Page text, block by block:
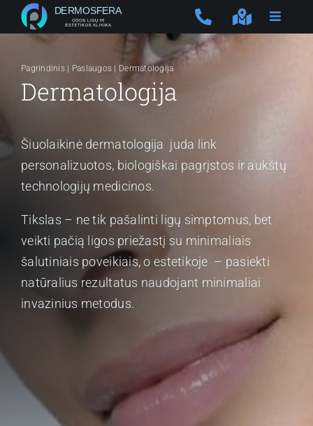
Skip
to
Pagrindinis| Paslaugos Dermatologija
Dermatologija
Šiuolaikinė dermatologija juda link
personalizuotos, biologiškai pagrįstos ir aukštų
technologijų medicinos.
Tikslas – ne tik pašalinti ligų simptomus, bet
veikti pačią ligos priežastį su minimaliais
šalutiniais poveikiais, o estetikoje – pasiekti
natūralius rezultatus naudojant minimaliai
invazinius metodus.